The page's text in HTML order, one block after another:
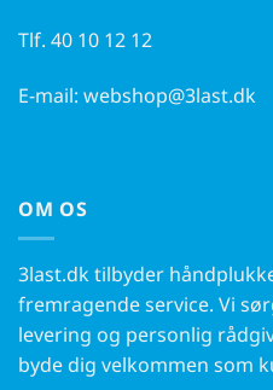
Tlf. 40 10 12 12
E-mail: webshop@3last.dk
OM OS
3last.dk tilbyder
fremragende service. Vi
levering og personlig
byde dig velkommen som